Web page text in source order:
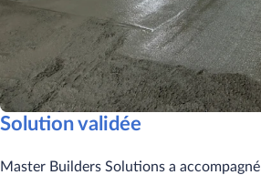
Solution validée
Master Builders Solutions a accompagné